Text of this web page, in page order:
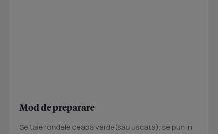
Mod de preparare
Se taie rondele ceapa verde(sau uscata), se pun in